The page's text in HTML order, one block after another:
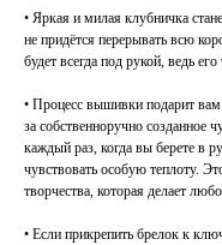
• Яркая и милая клубничка
не придётся перерывать всю
будет всегда под рукой, ведь его
• Процесс вышивки подарит
за собственноручно созданное
каждый раз, когда вы берете в
чувствовать особую теплоту.
творчества, которая делает
• Если прикрепить брелок к